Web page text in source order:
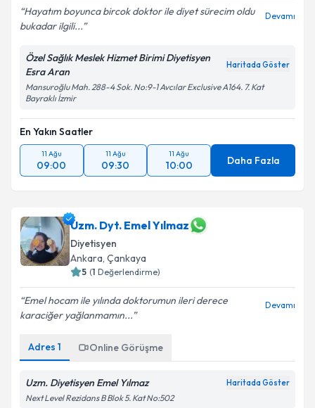
Hayatım boyunca bircok doktor ile diyet sürecim oldu
bukadar ilgili...
Devamı
Özel Sağlık Meslek Hizmet Birimi Diyetisyen
Esra Aran
Haritada Göster
Mansuroğlu Mah. 288-4 Sok. No:9-1 Avcılar Exclusive A164. 7. Kat
Bayraklı İzmir
En Yakın Saatler
11 Ağu
09:00
11 Ağu
09:30
11 Ağu
10:00 Daha Fazla
Uzm. Dyt. Emel Yılmaz
Diyetisyen
Ankara, Çankaya
5 (1 Değerlendirme)
Emel hocam ile yılında doktorumun ileri derece
karaciğer yağlanmamın...
Devamı
Adres 1 Online Görüşme
Uzm. Diyetisyen Emel Yılmaz Haritada Göster
Next Level Rezidans B Blok 5. Kat No:502